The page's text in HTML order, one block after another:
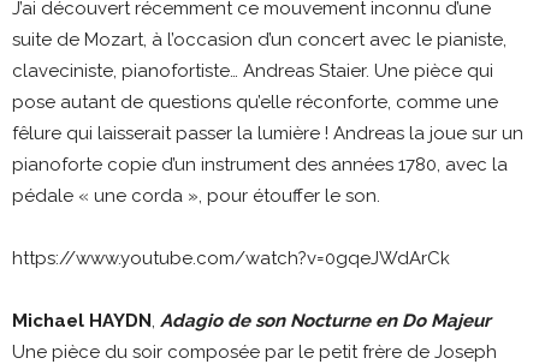
J’ai découvert récemment ce mouvement inconnu d’une
suite de Mozart, à l’occasion d’un concert avec le pianiste,
claveciniste, pianofortiste… Andreas Staier. Une pièce qui
pose autant de questions qu’elle réconforte, comme une
fêlure qui laisserait passer la lumière ! Andreas la joue sur un
pianoforte copie d’un instrument des années 1780, avec la
pédale « une corda », pour étouffer le son.
https://www.youtube.com/watch?v=0gqeJWdArCk
Michael HAYDN, Adagio de son Nocturne en Do Majeur
Une pièce du soir composée par le petit frère de Joseph